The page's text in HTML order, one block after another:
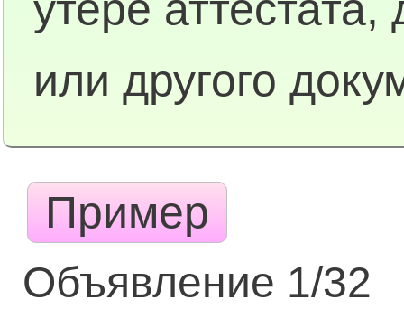
или другого
Пример
Объявление 1/32